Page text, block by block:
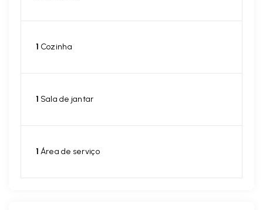
1 Cozinha
1 Sala de jantar
1 Área de serviço